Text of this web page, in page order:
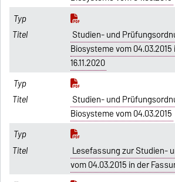
Studien- und
Biosysteme vom
16.11.2020
Studien- und
Biosysteme vom 04.03.2015
Lesefassung zur Studien-
vom 04.03.2015 in der